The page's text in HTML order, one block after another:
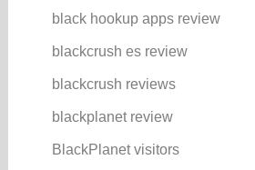
black hookup apps review
blackcrush es review
blackcrush reviews
blackplanet review
BlackPlanet visitors